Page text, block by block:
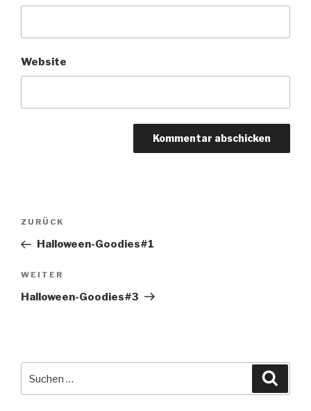
Website
Beitragsnavigation
Vorheriger
Beitrag
ZURÜCK
Halloween-Goodies#1
Nächster
Beitrag
WEITER
Halloween-Goodies#3
nach: